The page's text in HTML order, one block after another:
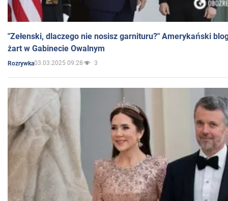
"Zełenski, dlaczego nie nosisz garnituru?" Amerykański
żart w Gabinecie Owalnym
Rozrywka03.03.2025 09:28 3